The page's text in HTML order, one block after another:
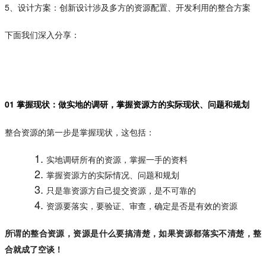
5、设计方案：创新设计涉及多方的资源配置、开发利用的整合方案
下面我们深入分享：
01 掌握现状：做实地的调研，掌握资源方的实际现状、问题和规划
整合资源的第一步是掌握现状，这包括：
实地调研所有的资源，掌握一手的资料
掌握资源方的实际情况、问题和规划
只是靠资源方自己提交资源，是不可靠的
资源要落实，要验证、审查，确定是否是有效的资源
所谓的整合资源，资源是什么要搞清楚，如果资源都落实不清楚，整
合就成了空谈！